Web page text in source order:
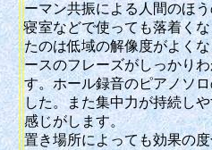
ーマン共振による人間のほ
寝室などで使っても落着く
たのは低域の解像度がよく
ースのフレーズがしっかり
す。ホール録音のピアノソ
した。また集中力が持続し
感じがします。
置き場所によっても効果の